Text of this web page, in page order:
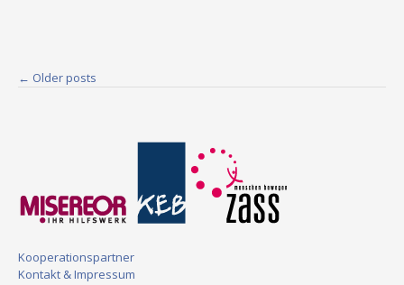
Posts
← Older posts
Kooperationspartner
Kontakt & Impressum